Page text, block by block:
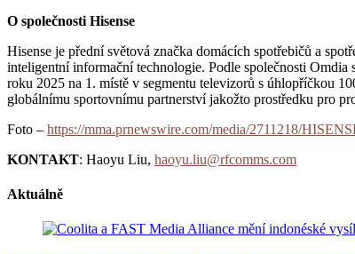
O společnosti Hisense
Hisense je přední světová značka domácích spotřebičů a
inteligentní informační technologie. Podle společnosti
roku 2025 na 1. místě v segmentu televizorů s úhlopříčkou
globálnímu sportovnímu partnerství jakožto prostředku pro
Foto – https://mma.prnewswire.com/media/2711218/
KONTAKT: Haoyu Liu, haoyu.liu@rfcomms.com
Aktuálně